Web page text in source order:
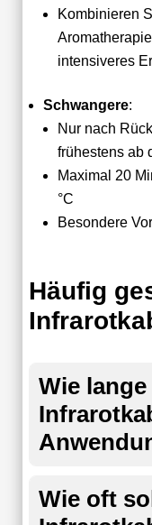
Kombinieren
intensiveres
Schwangere:
Nur nach
frühestens ab
Maximal 20
°C
Besondere
Häufig
Wie
Wie oft